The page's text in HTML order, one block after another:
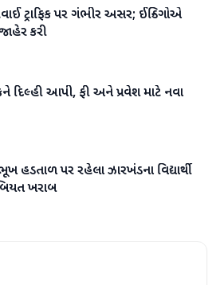
ટ્રાફિક પર ગંભીર અસર; ઈન્ડિગોએ
કરી
દિલ્હી આપી, ફી અને પ્રવેશ માટે નવા
હડતાળ પર રહેલા ઝારખંડના વિદ્યાર્થી
ખરાબ